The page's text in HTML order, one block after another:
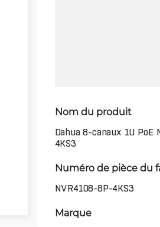
Nom du produit
Dahua 8-canaux 1U PoE
4KS3
Numéro de pièce du
NVR4108-8P-4KS3
Marque